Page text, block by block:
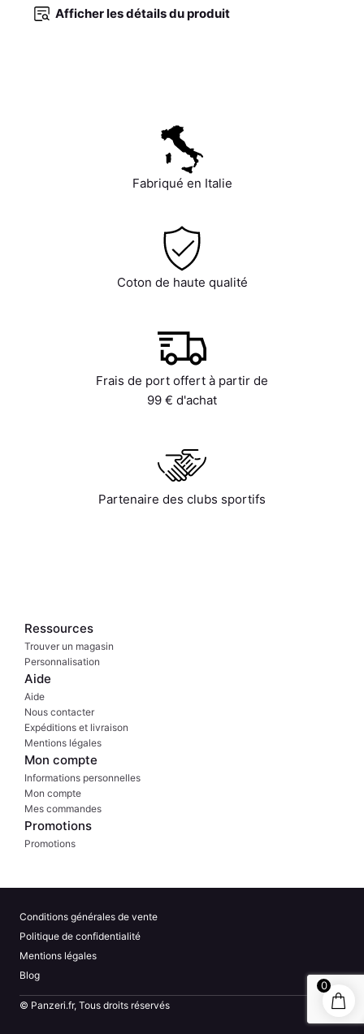
0
Afficher les détails du produit
Fabriqué en Italie
Coton de haute qualité
Frais de port offert à partir de
99 € d'achat
Partenaire des clubs sportifs
Ressources
Trouver un magasin
Personnalisation
Aide
Aide
Nous contacter
Expéditions et livraison
Mentions légales
Mon compte
Informations personnelles
Mon compte
Mes commandes
Promotions
Promotions
© Panzeri.fr, Tous droits réservés
Conditions générales de vente
Politique de confidentialité
Mentions légales
Blog